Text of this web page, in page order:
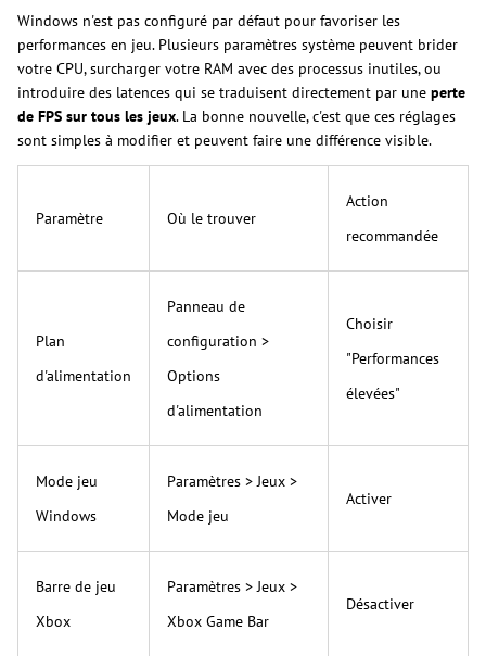
Windows n'est pas configuré par défaut pour favoriser les
performances en jeu. Plusieurs paramètres système peuvent brider
votre CPU, surcharger votre RAM avec des processus inutiles, ou
introduire des latences qui se traduisent directement par une perte
de FPS sur tous les jeux. La bonne nouvelle, c'est que ces réglages
sont simples à modifier et peuvent faire une différence visible.
Paramètre Où le trouver
Action
recommandée
Plan
d'alimentation
Panneau de
configuration >
Options
d'alimentation
Choisir
"Performances
élevées"
Mode jeu
Windows
Paramètres > Jeux >
Mode jeu
Activer
Barre de jeu
Xbox
Paramètres > Jeux >
Xbox Game Bar
Désactiver